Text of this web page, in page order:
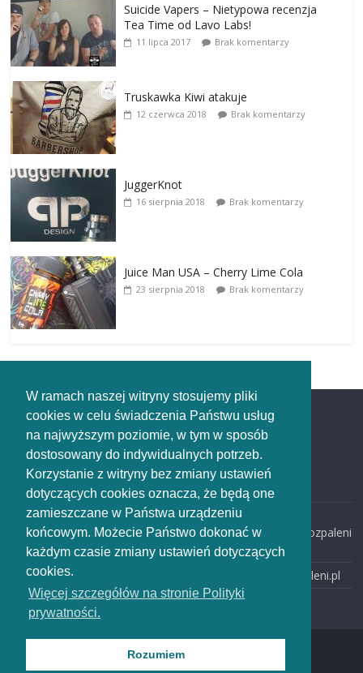
W ramach naszej witryny stosujemy pliki
cookies w celu świadczenia Państwu usług
na najwyższym poziomie, w tym w sposób
dostosowany do indywidualnych potrzeb.
Korzystanie z witryny bez zmiany ustawień
dotyczących cookies oznacza, że będą one
zamieszczane w Państwa urządzeniu
końcowym. Możecie Państwo dokonać w
każdym czasie zmiany ustawień dotyczących
cookies.
Więcej szczegółów na stronie Polityki
prywatności.
Rozumiem
Suicide Vapers – Nietypowa recenzja
Tea Time od Lavo Labs!
11 lipca 2017 Brak komentarzy
Truskawka Kiwi atakuje
12 czerwca 2018 Brak komentarzy
JuggerKnot
16 sierpnia 2018 Brak komentarzy
Juice Man USA – Cherry Lime Cola
23 sierpnia 2018 Brak komentarzy
Redakcja
Redakcja
rozpaleni.pl
redakcja@rozpaleni
.pl
www: rozpaleni.pl